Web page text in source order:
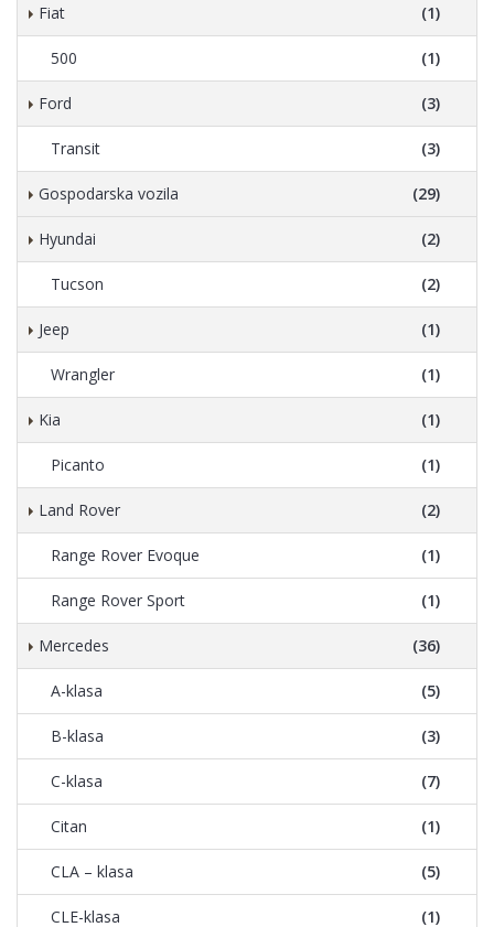
Fiat (1)
500 (1)
Ford (3)
Transit (3)
Gospodarska vozila (29)
Hyundai (2)
Tucson (2)
Jeep (1)
Wrangler (1)
Kia (1)
Picanto (1)
Land Rover (2)
Range Rover Evoque (1)
Range Rover Sport (1)
Mercedes (36)
A-klasa (5)
B-klasa (3)
C-klasa (7)
Citan (1)
CLA – klasa (5)
CLE-klasa (1)